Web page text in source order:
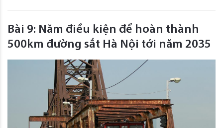
Bài 9: Năm điều kiện để hoàn thành
500km đường sắt Hà Nội tới năm 2035